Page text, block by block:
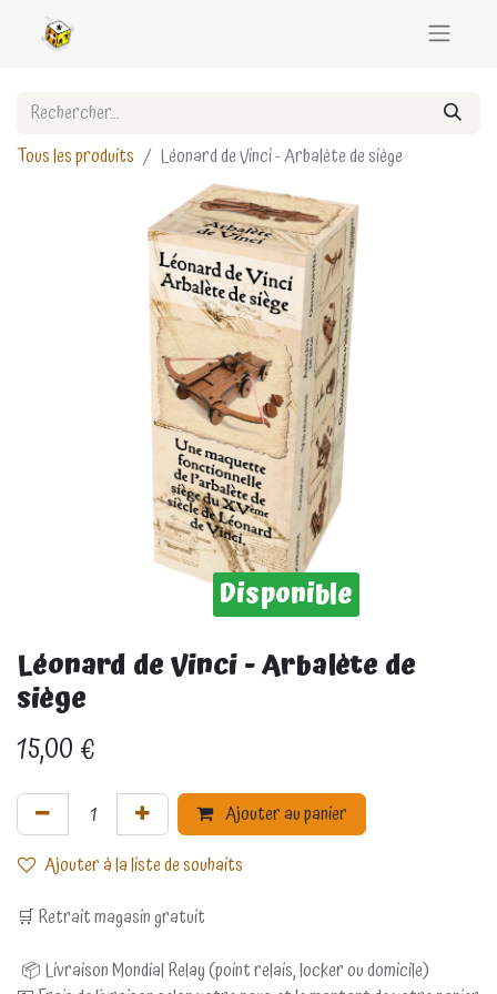
Tous les produits Léonard de Vinci - Arbalète de siège
Disponible
Léonard de Vinci - Arbalète de
siège
15,00€
Ajouter au panier
Ajouter à la liste de souhaits
🛒 Retrait magasin gratuit
📦 Livraison Mondial Relay (point relais, locker ou domicile)